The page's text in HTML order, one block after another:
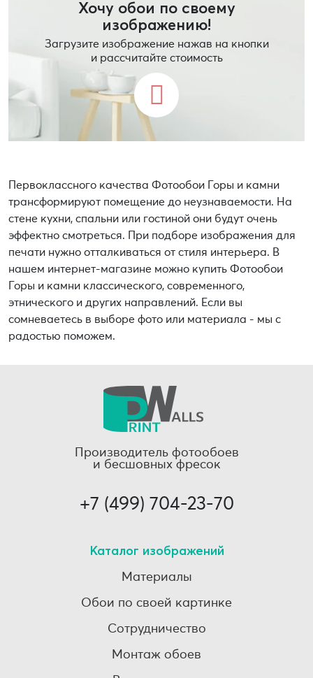
Хочу обои по своему
изображению!
Загрузите изображение нажав на кнопки
и рассчитайте стоимость
Первоклассного качества Фотообои Горы и камни
трансформируют помещение до неузнаваемости. На
стене кухни, спальни или гостиной они будут очень
эффектно смотреться. При подборе изображения для
печати нужно отталкиваться от стиля интерьера. В
нашем интернет-магазине можно купить Фотообои
Горы и камни классического, современного,
этнического и других направлений. Если вы
сомневаетесь в выборе фото или материала - мы с
радостью поможем.
Производитель фотообоев
и бесшовных фресок
+7 (499) 704-23-70
Каталог изображений
Материалы
Обои по своей картинке
Сотрудничество
Монтаж обоев